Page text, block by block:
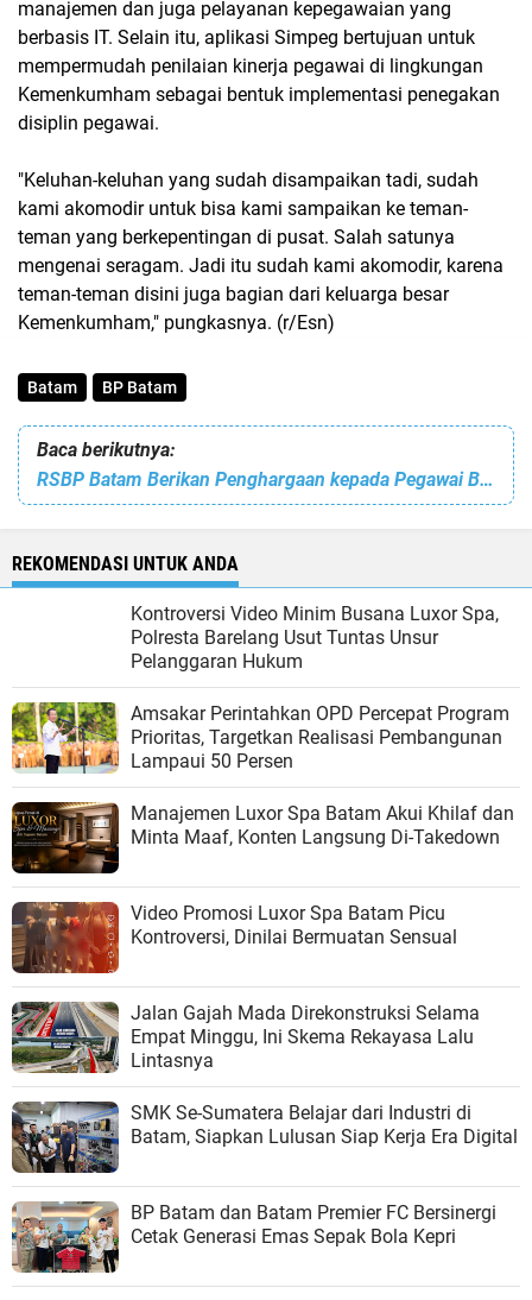
manajemen dan juga pelayanan kepegawaian yang
berbasis IT. Selain itu, aplikasi Simpeg bertujuan untuk
mempermudah penilaian kinerja pegawai di lingkungan
Kemenkumham sebagai bentuk implementasi penegakan
disiplin pegawai.
"Keluhan-keluhan yang sudah disampaikan tadi, sudah
kami akomodir untuk bisa kami sampaikan ke teman-
teman yang berkepentingan di pusat. Salah satunya
mengenai seragam. Jadi itu sudah kami akomodir, karena
teman-teman disini juga bagian dari keluarga besar
Kemenkumham," pungkasnya. (r/Esn)
Batam BP Batam
Baca berikutnya:
RSBP Batam Berikan Penghargaan kepada Pegawai Berprestasi
REKOMENDASI UNTUK ANDA
Kontroversi Video Minim Busana Luxor Spa,
Polresta Barelang Usut Tuntas Unsur
Pelanggaran Hukum
Amsakar Perintahkan OPD Percepat Program
Prioritas, Targetkan Realisasi Pembangunan
Lampaui 50 Persen
Manajemen Luxor Spa Batam Akui Khilaf dan
Minta Maaf, Konten Langsung Di-Takedown
Video Promosi Luxor Spa Batam Picu
Kontroversi, Dinilai Bermuatan Sensual
Jalan Gajah Mada Direkonstruksi Selama
Empat Minggu, Ini Skema Rekayasa Lalu
Lintasnya
SMK Se-Sumatera Belajar dari Industri di
Batam, Siapkan Lulusan Siap Kerja Era Digital
BP Batam dan Batam Premier FC Bersinergi
Cetak Generasi Emas Sepak Bola Kepri